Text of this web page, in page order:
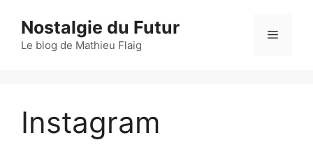
contenu
Nostalgie du Futur
Le blog de Mathieu Flaig
Menu
Instagram